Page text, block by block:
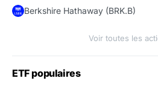
Berkshire Hathaway (BRK.B)
Voir toutes les
ETF populaires